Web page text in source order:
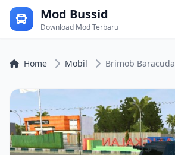
Mod Bussid
Download Mod Terbaru
Home Mobil Brimob Baracuda